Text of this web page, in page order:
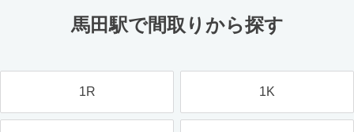
馬田駅で間取りから探す
1R 1K